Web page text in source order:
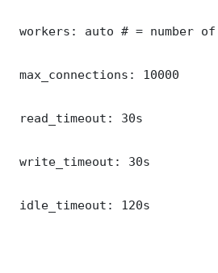
workers: auto # = number of
max_connections: 10000
read_timeout: 30s
write_timeout: 30s
idle_timeout: 120s